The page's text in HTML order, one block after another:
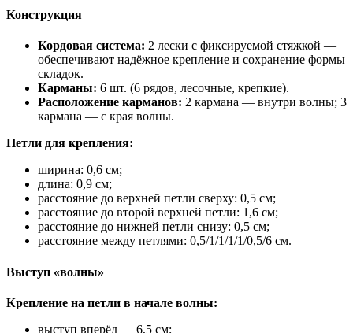
Конструкция
Кордовая система: 2 лески с фиксируемой стяжкой —
обеспечивают надёжное крепление и сохранение формы
складок.
Карманы: 6 шт. (6 рядов, лесочные, крепкие).
Расположение карманов: 2 кармана — внутри волны; 3
кармана — с края волны.
Петли для крепления:
ширина: 0,6 см;
длина: 0,9 см;
расстояние до верхней петли сверху: 0,5 см;
расстояние до второй верхней петли: 1,6 см;
расстояние до нижней петли снизу: 0,5 см;
расстояние между петлями: 0,5/1/1/1/1/0,5/6 см.
Выступ «волны»
Крепление на петли в начале волны:
выступ вперёд — 6,5 см;